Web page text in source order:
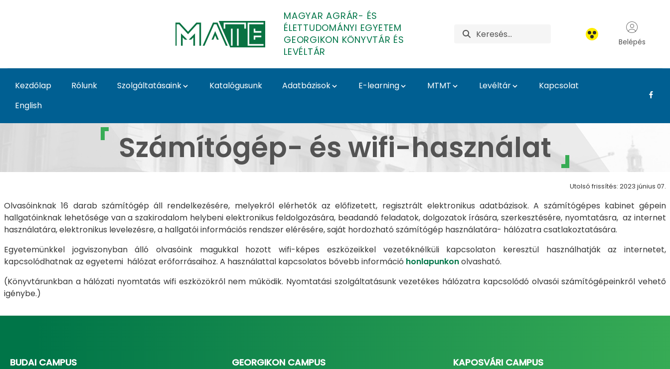
MAGYAR AGRÁR- ÉS
ÉLETTUDOMÁNYI EGYETEM
GEORGIKON KÖNYVTÁR ÉS
LEVÉLTÁR
Belépés
Kezdőlap Rólunk Szolgáltatásaink Katalógusunk Adatbázisok E-learning MTMT Levéltár
Kapcsolat
English
Számítógép- és wifi használat - Georgikon Könyvtár és Levéltár
Számítógép- és wifi-használat
Utolsó frissítés: 2023 június 07.
Olvasóinknak 16 darab számítógép áll rendelkezésére, melyekről elérhetők az előfizetett, regisztrált elektronikus adatbázisok. A számítógépes kabinet gépein
hallgatóinknak lehetősége van a szakirodalom helybeni elektronikus feldolgozására, beadandó feladatok, dolgozatok írására, szerkesztésére, nyomtatásra, az internet
használatára, elektronikus levelezésre, a hallgatói információs rendszer elérésére, saját hordozható számítógép használatára- hálózatra csatlakoztatására.
Egyetemünkkel jogviszonyban álló olvasóink magukkal hozott wifi-képes eszközeikkel vezetéknélküli kapcsolaton keresztül használhatják az internetet,
kapcsolódhatnak az egyetemi hálózat erőforrásaihoz. A használattal kapcsolatos bővebb információ honlapunkonolvasható.
(Könyvtárunkban a hálózati nyomtatás wifi eszközökről nem működik. Nyomtatási szolgáltatásunk vezetékes hálózatra kapcsolódó olvasói számítógépeinkről vehető
igénybe.)
BUDAI CAMPUS GEORGIKON CAMPUS KAPOSVÁRI CAMPUS